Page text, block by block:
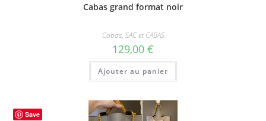
Cabas grand format noir
Cabas, SAC et CABAS
129,00 €
Ajouter au panier
Save